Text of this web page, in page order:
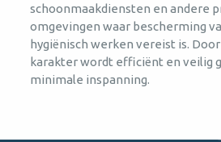
schoonmaakdiensten en andere
omgevingen waar bescherming
hygiënisch werken vereist is.
karakter wordt efficiënt en veilig
minimale inspanning.